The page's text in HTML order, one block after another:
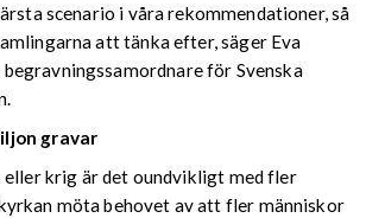
scenario i våra rekommendationer, så
att tänka efter, säger Eva
begravningssamordnare för Svenska
gravar
eller krig är det oundvikligt med fler
möta behovet av att fler människor